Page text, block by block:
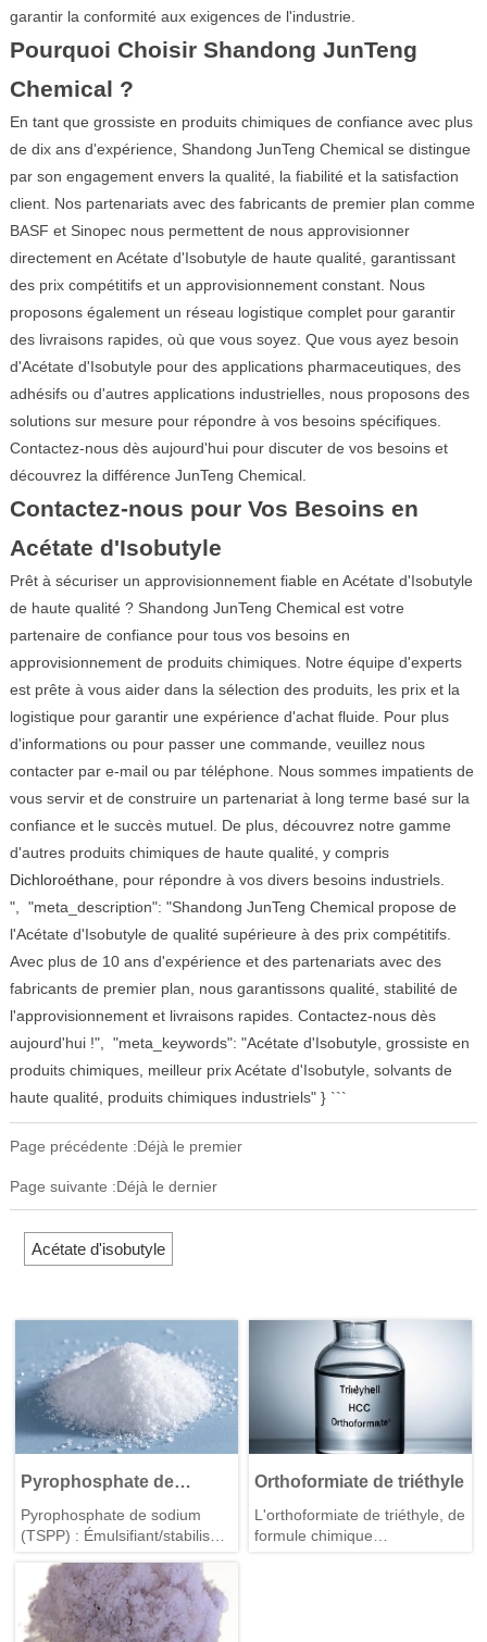
garantir la conformité aux exigences de l'industrie.
Pourquoi Choisir Shandong JunTeng
Chemical ?
En tant que grossiste en produits chimiques de confiance avec plus
de dix ans d'expérience, Shandong JunTeng Chemical se distingue
par son engagement envers la qualité, la fiabilité et la satisfaction
client. Nos partenariats avec des fabricants de premier plan comme
BASF et Sinopec nous permettent de nous approvisionner
directement en Acétate d'Isobutyle de haute qualité, garantissant
des prix compétitifs et un approvisionnement constant. Nous
proposons également un réseau logistique complet pour garantir
des livraisons rapides, où que vous soyez. Que vous ayez besoin
d'Acétate d'Isobutyle pour des applications pharmaceutiques, des
adhésifs ou d'autres applications industrielles, nous proposons des
solutions sur mesure pour répondre à vos besoins spécifiques.
Contactez-nous dès aujourd'hui pour discuter de vos besoins et
découvrez la différence JunTeng Chemical.
Contactez-nous pour Vos Besoins en
Acétate d'Isobutyle
Prêt à sécuriser un approvisionnement fiable en Acétate d'Isobutyle
de haute qualité ? Shandong JunTeng Chemical est votre
partenaire de confiance pour tous vos besoins en
approvisionnement de produits chimiques. Notre équipe d'experts
est prête à vous aider dans la sélection des produits, les prix et la
logistique pour garantir une expérience d'achat fluide. Pour plus
d'informations ou pour passer une commande, veuillez nous
contacter par e-mail ou par téléphone. Nous sommes impatients de
vous servir et de construire un partenariat à long terme basé sur la
confiance et le succès mutuel. De plus, découvrez notre gamme
d'autres produits chimiques de haute qualité, y compris
Dichloroéthane, pour répondre à vos divers besoins industriels.
", "meta_description": "Shandong JunTeng Chemical propose de
l'Acétate d'Isobutyle de qualité supérieure à des prix compétitifs.
Avec plus de 10 ans d'expérience et des partenariats avec des
fabricants de premier plan, nous garantissons qualité, stabilité de
l'approvisionnement et livraisons rapides. Contactez-nous dès
aujourd'hui !", "meta_keywords": "Acétate d'Isobutyle, grossiste en
produits chimiques, meilleur prix Acétate d'Isobutyle, solvants de
haute qualité, produits chimiques industriels" } ```
Page précédente :Déjà le premier
Page suivante :Déjà le dernier
Acétate d'isobutyle
Pyrophosphate de
sodium (TSPP) - Qualité
technique
Pyrophosphate de sodium
(TSPP) : Émulsifiant/stabilisant
adoucisseur d'eau et
nettoyant métallique. CAS
7722-88-5, idéal pour les
applications alimentaires,
Orthoformiate de triéthyle
L'orthoformiate de triéthyle, de
formule chimique